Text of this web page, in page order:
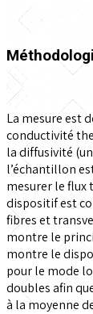
La mesure est
conductivité
la diffusivité
l’échantillon
mesurer le flux
dispositif est
fibres et
montre le
montre le
pour le mode
doubles afin
à la moyenne